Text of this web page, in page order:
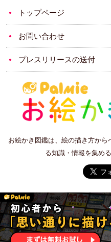
トップページ
お問い合わせ
プレスリリースの送付
お絵かき図鑑は、絵の描き方か
る知識・情報を集め